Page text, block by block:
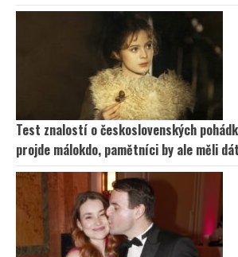
Test znalostí o československých
projde málokdo, pamětníci by ale měli